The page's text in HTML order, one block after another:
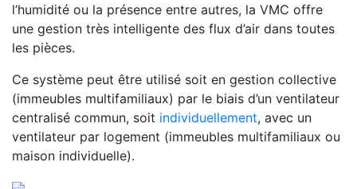
l’humidité ou la présence entre autres, la VMC offre
une gestion très intelligente des flux d’air dans toutes
les pièces.
Ce système peut être utilisé soit en gestion collective
(immeubles multifamiliaux) par le biais d’un ventilateur
centralisé commun, soit individuellement, avec un
ventilateur par logement (immeubles multifamiliaux ou
maison individuelle).